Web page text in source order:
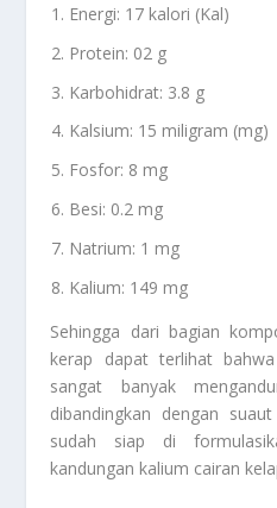
Energi: 17 kalori (Kal)
Protein: 02 g
Karbohidrat: 3.8 g
Kalsium: 15 miligram (mg)
Fosfor: 8 mg
Besi: 0.2 mg
Natrium: 1 mg
Kalium: 149 mg
Sehingga dari bagian
kerap dapat terlihat
sangat banyak
dibandingkan dengan
sudah siap di
kandungan kalium cairan